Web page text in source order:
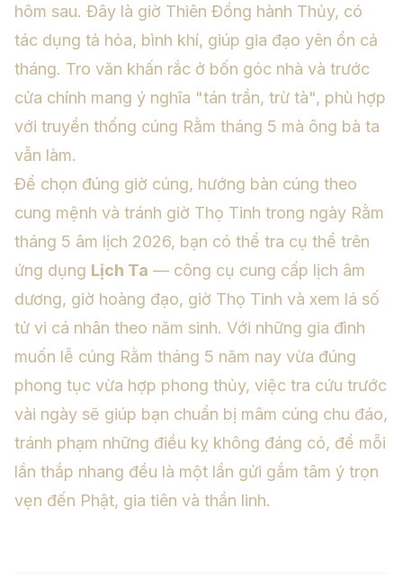
hôm sau. Đây là giờ Thiên Đồng hành Thủy, có
tác dụng tả hỏa, bình khí, giúp gia đạo yên ổn cả
tháng. Tro văn khấn rắc ở bốn góc nhà và trước
cửa chính mang ý nghĩa "tán trần, trừ tà", phù hợp
với truyền thống cúng Rằm tháng 5 mà ông bà ta
vẫn làm.
Để chọn đúng giờ cúng, hướng bàn cúng theo
cung mệnh và tránh giờ Thọ Tinh trong ngày Rằm
tháng 5 âm lịch 2026, bạn có thể tra cụ thể trên
ứng dụng Lịch Ta — công cụ cung cấp lịch âm
dương, giờ hoàng đạo, giờ Thọ Tinh và xem lá số
tử vi cá nhân theo năm sinh. Với những gia đình
muốn lễ cúng Rằm tháng 5 năm nay vừa đúng
phong tục vừa hợp phong thủy, việc tra cứu trước
vài ngày sẽ giúp bạn chuẩn bị mâm cúng chu đáo,
tránh phạm những điều kỵ không đáng có, để mỗi
lần thắp nhang đều là một lần gửi gắm tâm ý trọn
vẹn đến Phật, gia tiên và thần linh.